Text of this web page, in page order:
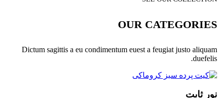
OUR CATEGORIES
Dictum sagittis a eu condimentum euest a feugiat justo aliquam
duefelis.
نور ثابت